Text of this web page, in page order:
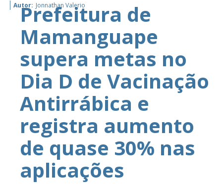
Autor: Jonnathan Valerio
Prefeitura de
Mamanguape
supera metas no
Dia D de Vacinação
Antirrábica e
registra aumento
de quase 30% nas
aplicações